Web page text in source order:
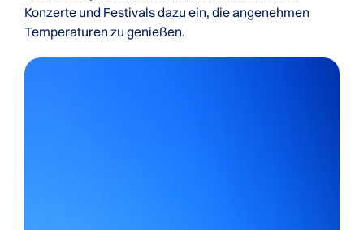
Konzerte und Festivals dazu ein, die angenehmen
Temperaturen zu genießen.